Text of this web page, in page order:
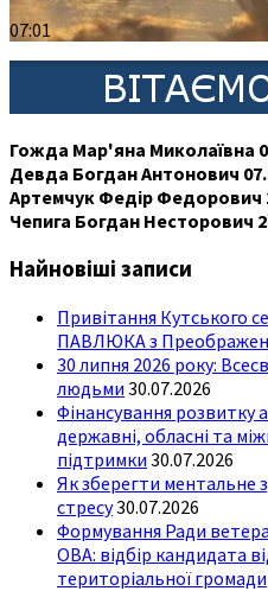
07:01
Гожда Мар'яна Миколаївна
Девда Богдан Антонович
Артемчук Федір Федорович
Чепига Богдан Несторович
Найновіші записи
Привітання Кутського
ПАВЛЮКА з
30 липня 2026 року:
людьми 30.07.2026
Фінансування розвитку
державні, обласні та
підтримки 30.07.2026
Як зберегти ментальне
стресу30.07.2026
Формування Ради
ОВА: відбір кандидата
територіальної громади